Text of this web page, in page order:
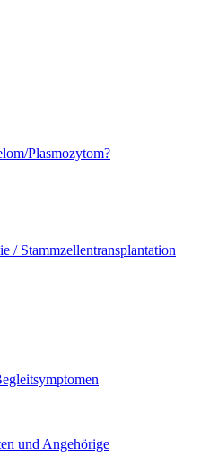
Plasmozytom?
/ Stammzellentransplantation
und Angehörige